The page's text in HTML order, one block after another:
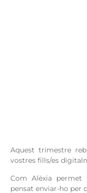
Aquest trimestre
vostres fills/es
Com Alèxia permet
pensat enviar-ho per